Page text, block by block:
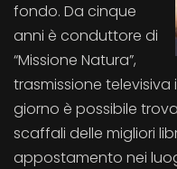
fondo. Da cinque
anni è conduttore di
“Missione Natura”,
trasmissione televisiva
giorno è possibile
scaffali delle migliori
appostamento nei